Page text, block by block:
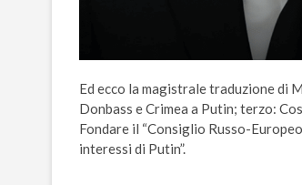
Ed ecco la magistrale traduzione di
Donbass e Crimea a Putin; terzo:
Fondare il “Consiglio Russo-
interessi di Putin”.